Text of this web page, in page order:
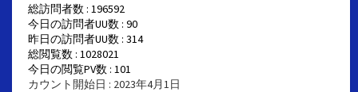
総訪問者数 : 196592
今日の訪問者UU数 : 90
昨日の訪問者UU数 : 314
総閲覧数 : 1028021
今日の閲覧PV数 : 101
カウント開始日 : 2023年4月1日